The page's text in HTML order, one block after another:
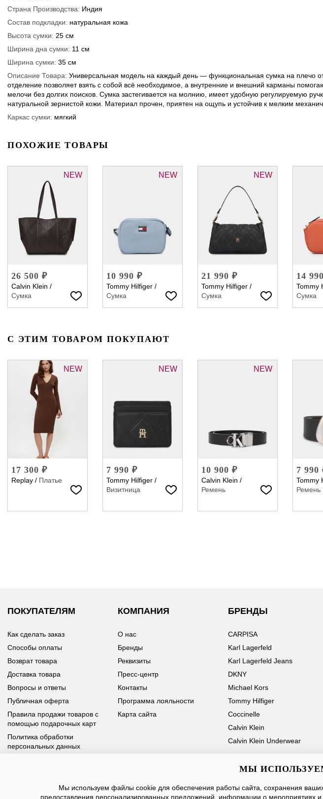
Страна Производства: Индия
Состав подкладки: натуральная кожа
Высота сумки: 25 см
Ширина дна сумки: 11 см
Ширина сумки: 35 см
Описание Товара: Универсальная модель на каждый день — функциональная сумка на плечо
отделение позволяет взять с собой всё необходимое, а внутренние и внешний карманы
мелочи без долгих поисков. Сумка застегивается на молнию, имеет удобную регулируемую
натуральной зернистой кожи. Материал прочен, приятен на ощупь и устойчив к мелким
Каркас сумки: мягкий
ПОХОЖИЕ ТОВАРЫ
NEW
26 500 ₽
Calvin Klein /
Сумка
NEW
10 990 ₽
Tommy Hilfiger /
Сумка
NEW
21 990 ₽
Tommy Hilfiger /
Сумка
14
Tommy
Сумка
С ЭТИМ ТОВАРОМ ПОКУПАЮТ
NEW
17 300 ₽
Replay / Платье
NEW
7 990 ₽
Tommy Hilfiger /
Визитница
NEW
10 900 ₽
Calvin Klein /
Ремень
7 990
Tommy
Ремень
ПОКУПАТЕЛЯМ
Как сделать заказ
Способы оплаты
Возврат товара
Доставка товара
Вопросы и ответы
Публичная оферта
Правила продажи товаров с
помощью подарочных карт
Политика обработки
персональных данных
КОМПАНИЯ
О нас
Бренды
Реквизиты
Пресс-центр
Контакты
Программа лояльности
Карта сайта
БРЕНДЫ
CARPISA
Karl Lagerfeld
Karl Lagerfeld Jeans
DKNY
Michael Kors
Tommy Hilfiger
Coccinelle
Calvin Klein
Calvin Klein Underwear
У вас возникли вопросы?
Позвоните нам по телефону8 800 100 93 39или заполните
Ваше имя
МЫ
Мы используем файлы cookie для обеспечения работы сайта, сохранения
предоставления персонализированных предложений, информации о